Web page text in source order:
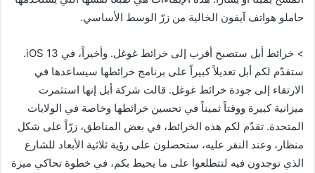
حاملو هواتف آيفون الخالية من زرّ الوسط الأساسي.
> خرائط أبل ستصبح أقرب إلى خرائط غوغل. وأخيراً، في iOS 13.
ستقدّم لكم أبل تعديلاً كبيراً على برنامج خرائطها سيساعدها في
الارتقاء إلى جودة خرائط غوغل. قالت شركة أبل إنها استثمرت
ميزانية كبيرة ووقتاً ثميناً في تحسين خرائطها وخاصة في الولايات
المتحدة. تقدّم لكم هذه الخرائط، في بعض المناطق، زرّاً على شكل
منظار، وعند النقر عليه، ستحصلون على رؤية ثلاثية الأبعاد للشارع
الذي توجدون فيه لتتطلعوا على ما يحيط بكم، في خطوة تحاكي ميزة